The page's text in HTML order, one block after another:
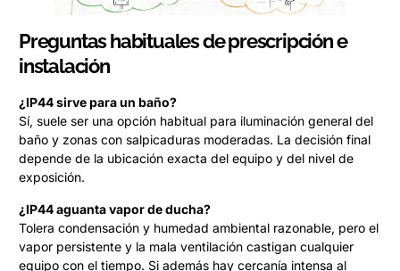
Preguntas habituales de prescripción e
instalación
¿IP44 sirve para un baño?
Sí, suele ser una opción habitual para iluminación general del
baño y zonas con salpicaduras moderadas. La decisión final
depende de la ubicación exacta del equipo y del nivel de
exposición.
¿IP44 aguanta vapor de ducha?
Tolera condensación y humedad ambiental razonable, pero el
vapor persistente y la mala ventilación castigan cualquier
equipo con el tiempo. Si además hay cercanía intensa al